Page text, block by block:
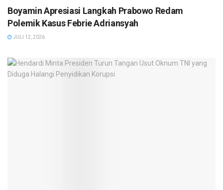
Boyamin Apresiasi Langkah Prabowo Redam
Polemik Kasus Febrie Adriansyah
JULI 12, 2026